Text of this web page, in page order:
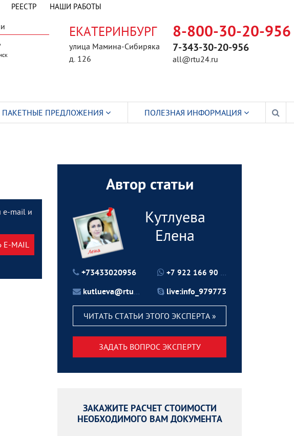
РЕЕСТР НАШИ РАБОТЫ
ЕКАТЕРИНБУРГ
улица Мамина-Сибиряка
д. 126
8-800-30-20-956
7-343-30-20-956
all@rtu24.ru
e-mail и
MAIL
Автор статьи
Кутлуева
Елена
+73433020956
kutlueva@rtu24.ru
+7 922 166 90 70
live:info_979773
ЧИТАТЬ СТАТЬИ ЭТОГО ЭКСПЕРТА »
ЗАДАТЬ ВОПРОС ЭКСПЕРТУ
ЗАКАЖИТЕ РАСЧЕТ СТОИМОСТИ
НЕОБХОДИМОГО ВАМ ДОКУМЕНТА
ПАКЕТНЫЕ ПРЕДЛОЖЕНИЯ ПОЛЕЗНАЯ ИНФОРМАЦИЯ